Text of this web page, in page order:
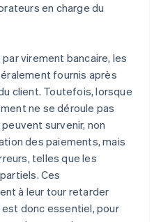
en charge du
virement bancaire, les
fournis après
client. Toutefois, lorsque
ne se déroule pas
survenir, non
des paiements, mais
telles que les
Ces
à leur tour retarder
est donc essentiel, pour